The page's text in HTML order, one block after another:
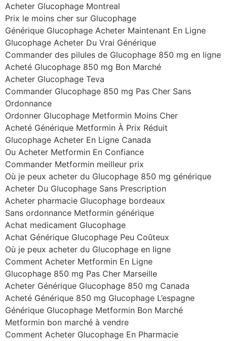
Acheter Glucophage Montreal
Prix le moins cher sur Glucophage
Générique Glucophage Acheter Maintenant En Ligne
Glucophage Acheter Du Vrai Générique
Commander des pilules de Glucophage 850 mg en ligne
Acheté Glucophage 850 mg Bon Marché
Acheter Glucophage Teva
Commander Glucophage 850 mg Pas Cher Sans
Ordonnance
Ordonner Glucophage Metformin Moins Cher
Acheté Générique Metformin À Prix Réduit
Glucophage Acheter En Ligne Canada
Ou Acheter Metformin En Confiance
Commander Metformin meilleur prix
Où je peux acheter du Glucophage 850 mg générique
Acheter Du Glucophage Sans Prescription
Acheter pharmacie Glucophage bordeaux
Sans ordonnance Metformin générique
Achat medicament Glucophage
Achat Générique Glucophage Peu Coûteux
Où je peux acheter du Glucophage en ligne
Comment Acheter Metformin En Ligne
Glucophage 850 mg Pas Cher Marseille
Acheter Générique Glucophage 850 mg Canada
Acheté Générique 850 mg Glucophage L’espagne
Générique Glucophage Metformin Bon Marché
Metformin bon marché à vendre
Comment Acheter Glucophage En Pharmacie